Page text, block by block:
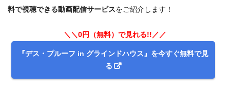
料で視聴できる動画配信サービスをご紹介します！
＼＼0円（無料）で見れる!!／／
『デス・プルーフ in グラインドハウス』を今すぐ無料で見
る